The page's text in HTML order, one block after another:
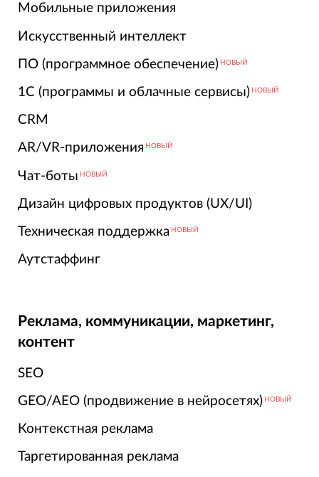
Мобильные приложения
Искусственный интеллект
ПО (программное обеспечение) НОВЫЙ
1С (программы и облачные сервисы) НОВЫЙ
CRM
AR/VR-приложения НОВЫЙ
Чат-боты НОВЫЙ
Дизайн цифровых продуктов (UX/UI)
Техническая поддержка НОВЫЙ
Аутстаффинг
Реклама, коммуникации, маркетинг,
контент
SEO
GEO/AEO (продвижение в нейросетях) НОВЫЙ
Контекстная реклама
Таргетированная реклама